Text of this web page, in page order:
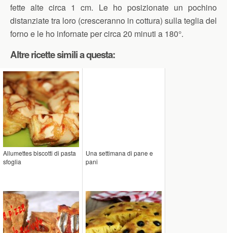
fette alte circa 1 cm. Le ho posizionate un pochino
distanziate tra loro (cresceranno in cottura) sulla teglia del
forno e le ho infornate per circa 20 minuti a 180°.
Altre ricette simili a questa:
Allumettes biscotti di pasta
sfoglia
Una settimana di pane e
pani